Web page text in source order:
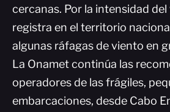
cercanas. Por la intensidad
registra en el territorio
algunas ráfagas de viento en
La Onamet continúa las
operadores de las frágiles,
embarcaciones, desde Cabo